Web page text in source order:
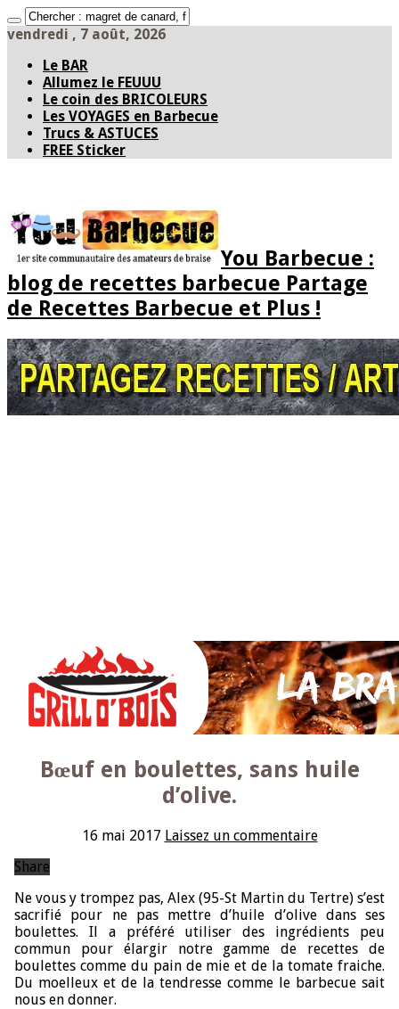
vendredi , 7 août, 2026
Le BAR
Allumez le FEUUU
Le coin des BRICOLEURS
Les VOYAGES en Barbecue
Trucs & ASTUCES
FREE Sticker
You Barbecue :
blog de recettes barbecue Partage
de Recettes Barbecue et Plus !
Bœuf en boulettes, sans huile
d’olive.
16 mai 2017 Laissez un commentaire
Share
Ne vous y trompez pas, Alex (95-St Martin du Tertre) s’est
sacrifié pour ne pas mettre d’huile d’olive dans ses
boulettes. Il a préféré utiliser des ingrédients peu
commun pour élargir notre gamme de recettes de
boulettes comme du pain de mie et de la tomate fraiche.
Du moelleux et de la tendresse comme le barbecue sait
nous en donner.